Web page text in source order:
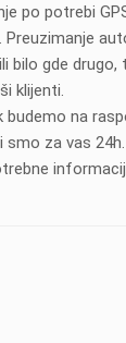
po potrebi
Preuzimanje
bilo gde
klijenti.
budemo na
smo za vas 24h.